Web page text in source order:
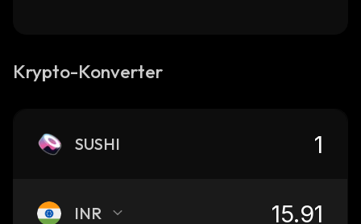
Krypto-Konverter
SUSHI
INR